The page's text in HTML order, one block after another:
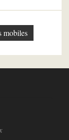
mobiles